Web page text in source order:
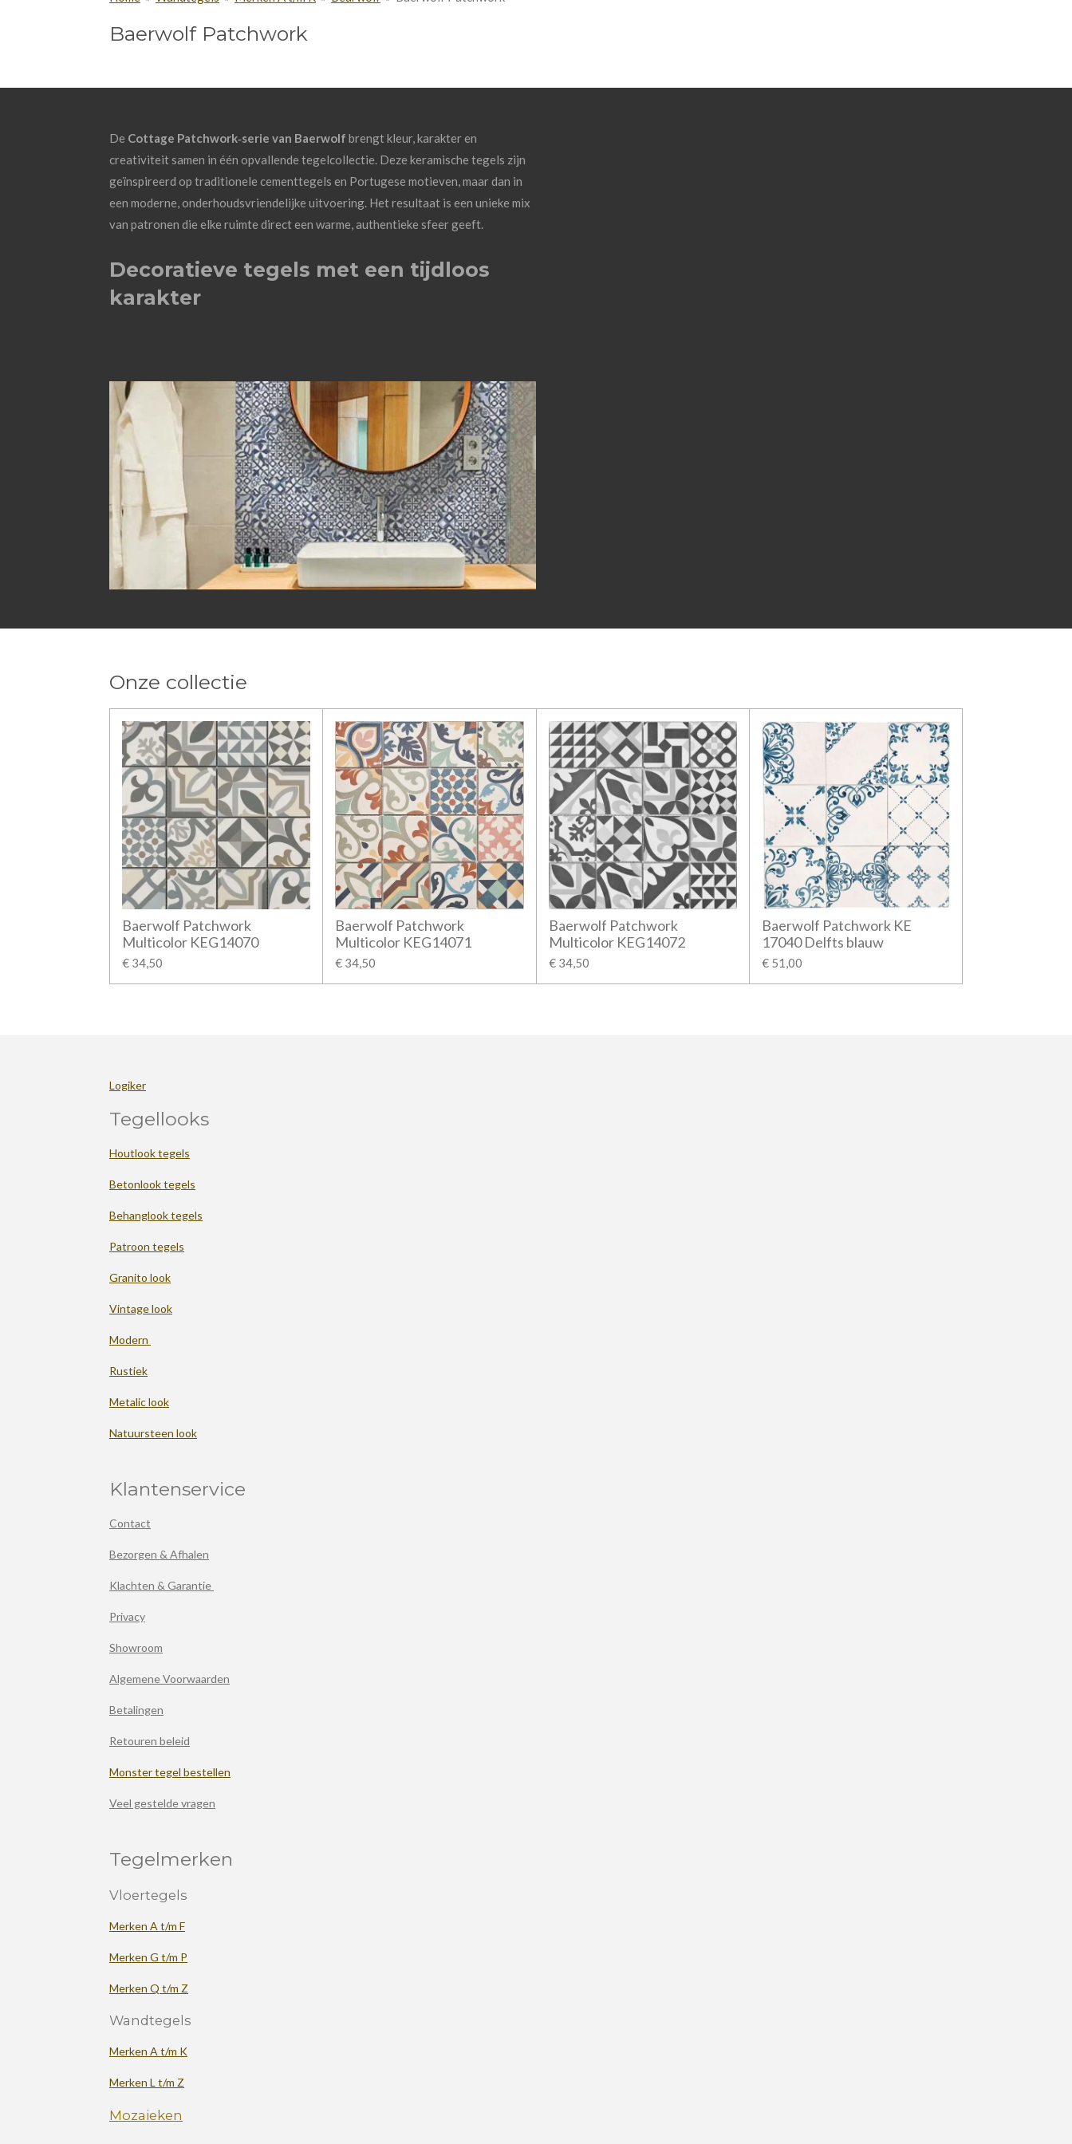
Baerwolf Patchwork
De Cottage Patchwork‑serie van Baerwolf brengt kleur, karakter en
creativiteit samen in één opvallende tegelcollectie. Deze keramische tegels zijn
geïnspireerd op traditionele cementtegels en Portugese motieven, maar dan in
een moderne, onderhoudsvriendelijke uitvoering. Het resultaat is een unieke mix
van patronen die elke ruimte direct een warme, authentieke sfeer geeft.
Decoratieve tegels met een tijdloos
karakter
Onze collectie
Baerwolf Patchwork
Multicolor KEG14070
€ 34,50
Baerwolf Patchwork
Multicolor KEG14071
€ 34,50
Baerwolf Patchwork
Multicolor KEG14072
€ 34,50
Baerwolf Patchwork KE
17040 Delfts blauw
€ 51,00
Logiker
Tegellooks
Houtlook tegels
Betonlook tegels
Behanglook tegels
Patroon tegels
Granito look
Vintage look
Modern
Rustiek
Metalic look
Natuursteen look
Klantenservice
Contact
Bezorgen & Afhalen
Klachten & Garantie
Privacy
Showroom
Algemene Voorwaarden
Betalingen
Retouren beleid
Monster tegel bestellen
Veel gestelde vragen
Tegelmerken
Vloertegels
Merken A t/m F
Merken G t/m P
Merken Q t/m Z
Wandtegels
Merken A t/m K
Merken L t/m Z
Mozaieken